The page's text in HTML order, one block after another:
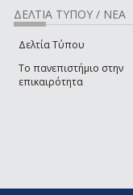
ΔΕΛΤΙΑ ΤΥΠΟΥ / ΝΕΑ
Δελτία Τύπου
Το πανεπιστήμιο στην
επικαιρότητα